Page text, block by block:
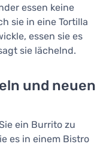
essen keine
sie in eine Tortilla
essen sie es
sie lächelnd.
und neuen
ein Burrito zu
es in einem Bistro